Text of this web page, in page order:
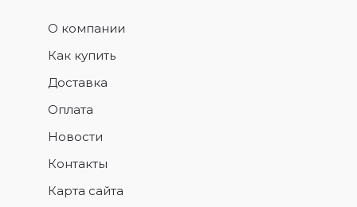
О компании
Как купить
Доставка
Оплата
Новости
Контакты
Карта сайта